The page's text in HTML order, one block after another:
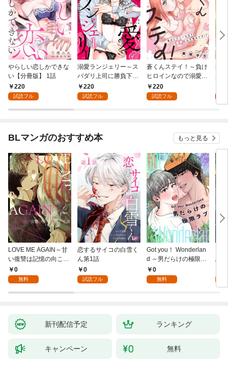
やらしい恋しかできな
い【分冊版】 1話
220
試読フル
溺愛ランジェリー～ス
パダリ上司に勝負下着
を見られたら淫靡な恋
が始まった～【分冊
220
試読フル
蒼くんステイ！～負け
ヒロインなので溺愛に
は不慣れです！？～
【分冊版】 1話
220
試読フル
死
が
っ
BLマンガのおすすめ本 もっと見る
LOVE ME AGAIN～甘
い復讐は記憶の向こう
側～(1)
0
無料
恋するサイコの白雪く
ん第1話
0
試読フル
Got you！ Wonderlan
d ～男だらけの極限ラ
ブ～(1)
0
無料
鳥
新刊配信予定 ランキング
キャンペーン 無料